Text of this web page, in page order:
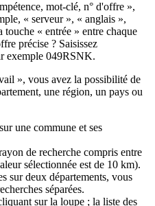
mot-clé, n° d'offre »,
« serveur », « anglais »,
touche « entrée » entre chaque
précise ? Saisissez
exemple 049RSNK.
», vous avez la possibilité de
une région, un pays ou
une commune et ses
de recherche compris entre
sélectionnée est de 10 km).
sur deux départements, vous
séparées.
sur la loupe ; la liste des